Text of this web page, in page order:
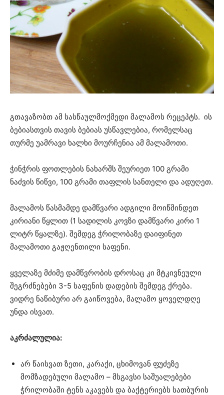
გთავაზობთ ამ სასწაულმოქმედი მალამოს რეცეპტს. ის
ბებიასთვის თავის ბებიას უსწავლებია, რომელსაც
თურმე უამრავი ხალხი მოურჩენია ამ მალამოთი.
ჭინჭრის ფოთლების ნახარშს შეურიეთ 100 გრამი
ნაძვის წიწვი, 100 გრამი თაფლის სანთელი და ადუღეთ.
მალამოს წასმამდე დამწვარი ადგილი მოიწმინდეთ
კირიანი წყლით (1 სადილის კოვზი დამწვარი კირი 1
ლიტრ წყალზე). შემდეგ ჭრილობაზე დაიფინეთ
მალამოთი გაჟღენთილი საფენი.
ყველაზე მძიმე დამწვრობის დროსაც კი მტკივნეული
შეგრძნებები 3-5 საფენის დადების შემდეგ ქრება.
ვიდრე ნაწიბური არ გაიწოვება, მალამო ყოველდღე
უნდა ისვათ.
აკრძალულია:
არ წაისვათ ზეთი, კარაქი, ცხიმოვან ფუძეზე
მომზადებული მალამო – მსგავსი საშუალებები
ჭრილობაში ტენს აკავებს და ბაქტერიებს სათბურის